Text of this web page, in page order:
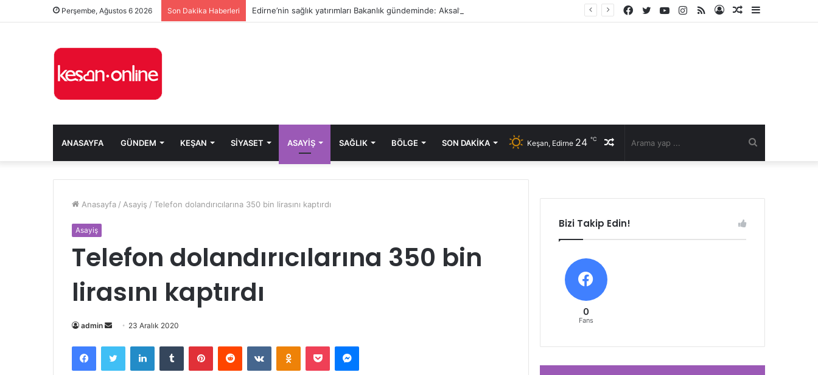
Perşembe, Ağustos 6 2026 Son Dakika Haberleri Edirne’nin sağlık yatırımları Bakanlık gündeminde: Aksal’dan Keşan için iki önemli talep
Kenar
Rastgele
Kayıt
RSS
Instagram
YouTube
Twitter
Facebook
ANASAYFA GÜNDEM KEŞAN SIYASET ASAYIŞ SAĞLIK BÖLGE SON DAKIKA Rastgele
Keşan, Edirne 24 ℃
Anasayfa / Asayiş / Telefon dolandırıcılarına 350 bin lirasını kaptırdı
Asayiş
Telefon dolandırıcılarına 350 bin
lirasını kaptırdı
admin
Bir
posta
göndermek
23 Aralık 2020
FacebookTwitter LinkedInTumblr PinterestReddit VKontakteOdnoklassniki
Pocket Messenger
Bizi Takip Edin!
0
Fans